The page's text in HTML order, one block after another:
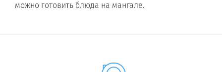
можно готовить блюда на мангале.